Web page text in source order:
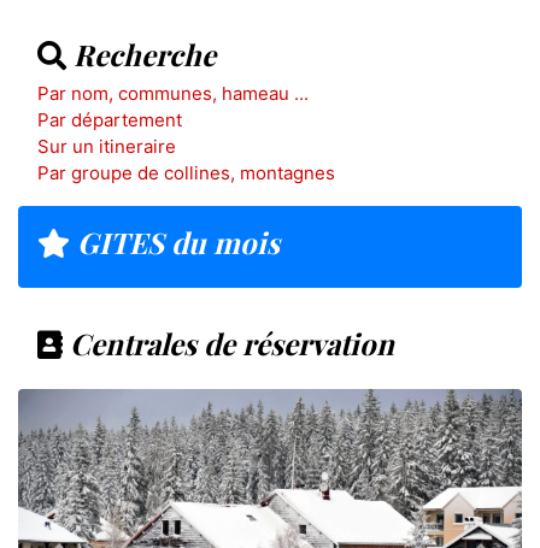
Recherche
Par nom, communes, hameau ...
Par département
Sur un itineraire
Par groupe de collines, montagnes
GITES du mois
Centrales de réservation